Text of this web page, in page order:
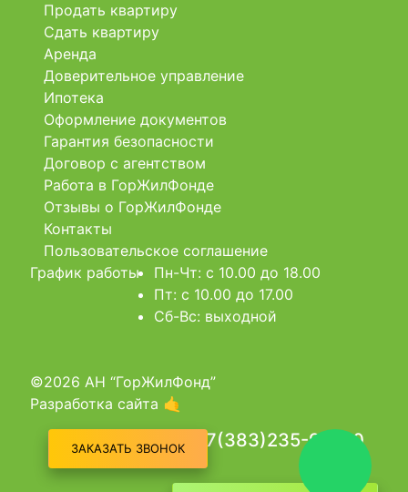
Продать квартиру
Сдать квартиру
Аренда
Доверительное управление
Ипотека
Оформление документов
Гарантия безопасности
Договор с агентством
Работа в ГорЖилФонде
Отзывы о ГорЖилФонде
Контакты
Пользовательское соглашение
График работы
Пн-Чт: c 10.00 до 18.00
Пт: c 10.00 до 17.00
Сб-Вс: выходной
©2026 АН “ГорЖилФонд”
Разработка сайта 🤙
+7(383)235-90-90
ЗАКАЗАТЬ ЗВОНОК